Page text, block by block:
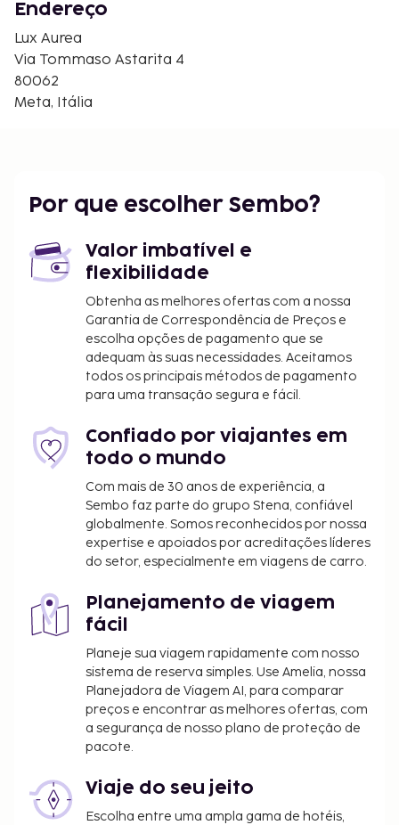
Basilica di Saint'Antonio - 4,7 km/2,9 mi
Spiaggia della Tartaruga - 4,7 km/2,9 mi
Cattedrale di Sorrento - 4,8 km/3 mi
Os aeroportos mais próximos são:
Aeroporto Internacional de Nápoles (NAP) - 50,1
fantásticas vistas a partir do jardim ou tire partido
das várias comodidades e serviços ao seu dispor,
melhor forma com um pequeno-almoço de cozinha
local grátis, servido diariamente entre as 8:00 e as
encerrado durante os meses de janeiro, fevereiro,
março, abril, novembro e dezembro:
Estacionamento
O alojamento irá solicitar-lhe o pagamento dos
aplicáveis:
A cidade requer o pagamento de um imposto
municipal. O imposto tem variações sazonais e
poderá não ser aplicado durante todo o ano.
Note que poderão aplicar-se outras isenções.
Para mais informações, contacte o alojamento
confirmação de reserva.
Imposto municipal: de 1 de novembro a 31 de
noites. As crianças com menos de 5 anos estão
isentas deste imposto.
Imposto municipal: de 1 de abril a 31 de outubro:
3.00 EUR por pessoa e por noite, até 7 noites.
As crianças com menos de 5 anos estão isentas
Incluímos todas as taxas que o alojamento nos
Endereço
Lux Aurea
Via Tommaso Astarita 4
80062
Meta, Itália
Por que escolher Sembo?
Valor imbatível e
flexibilidade
Obtenha as melhores ofertas com a nossa
Garantia de Correspondência de Preços e
escolha opções de pagamento que se
adequam às suas necessidades. Aceitamos
todos os principais métodos de pagamento
para uma transação segura e fácil.
Confiado por viajantes em
todo o mundo
Com mais de 30 anos de experiência, a
Sembo faz parte do grupo Stena, confiável
globalmente. Somos reconhecidos por nossa
expertise e apoiados por acreditações líderes
do setor, especialmente em viagens de carro.
Planejamento de viagem
fácil
Planeje sua viagem rapidamente com nosso
sistema de reserva simples. Use Amelia, nossa
Planejadora de Viagem AI, para comparar
preços e encontrar as melhores ofertas, com
a segurança de nosso plano de proteção de
pacote.
Viaje do seu jeito
Escolha entre uma ampla gama de hotéis,